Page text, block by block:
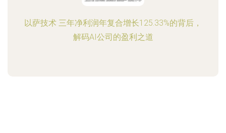
以萨技术 三年净利润年复合增长125.33%的背后，
解码AI公司的盈利之道